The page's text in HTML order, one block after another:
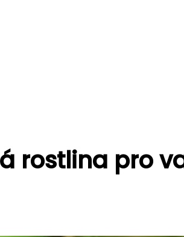
rostlina pro